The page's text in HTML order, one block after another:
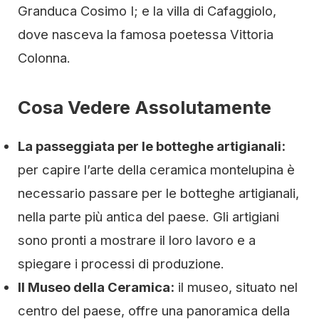
Granduca Cosimo I; e la villa di Cafaggiolo,
dove nasceva la famosa poetessa Vittoria
Colonna.
Cosa Vedere Assolutamente
La passeggiata per le botteghe artigianali:
per capire l’arte della ceramica montelupina è
necessario passare per le botteghe artigianali,
nella parte più antica del paese. Gli artigiani
sono pronti a mostrare il loro lavoro e a
spiegare i processi di produzione.
Il Museo della Ceramica: il museo, situato nel
centro del paese, offre una panoramica della